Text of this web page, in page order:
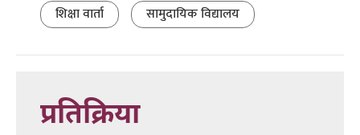
शिक्षा वार्ता
सामुदायिक विद्यालय
प्रतिक्रिया